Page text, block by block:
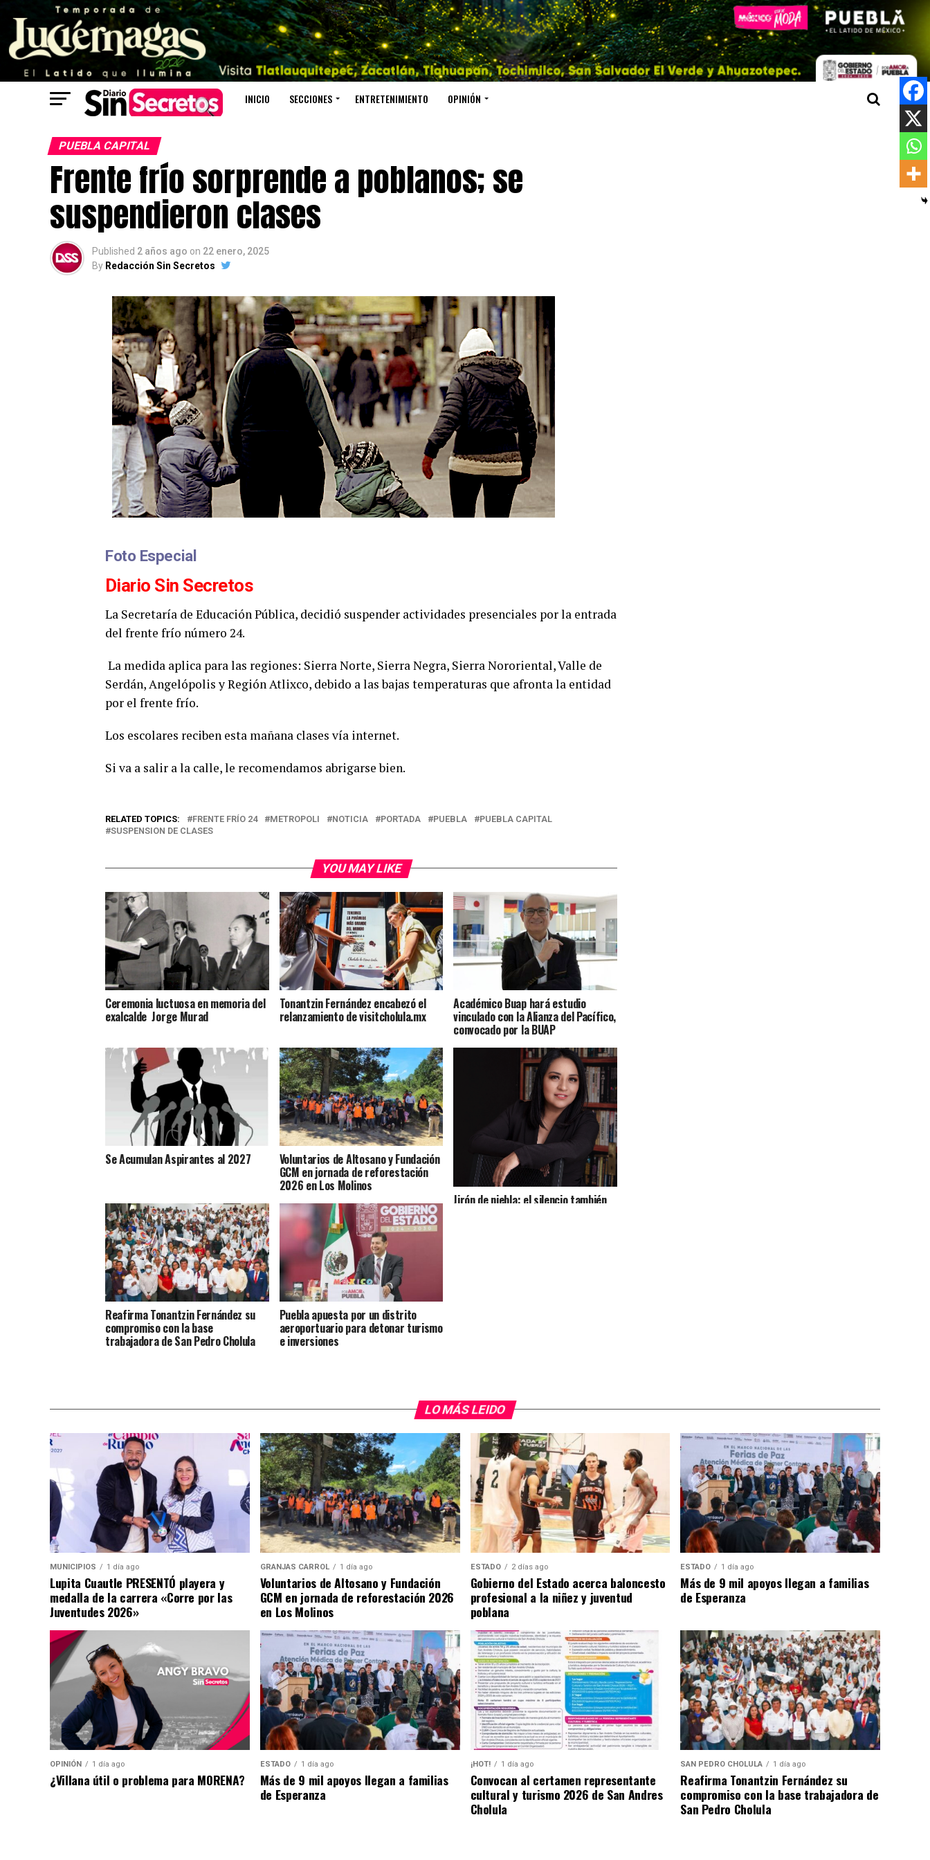
INICIO SECCIONES ENTRETENIMIENTO OPINIÓN
PUEBLA CAPITAL
Frente frío sorprende a poblanos; se
suspendieron clases
Published 2 años ago on 22 enero, 2025
By Redacción Sin Secretos
Foto Especial
Diario Sin Secretos
La Secretaría de Educación Pública, decidió suspender actividades presenciales por la entrada
del frente frío número 24.
La medida aplica para las regiones: Sierra Norte, Sierra Negra, Sierra Nororiental, Valle de
Serdán, Angelópolis y Región Atlixco, debido a las bajas temperaturas que afronta la entidad
por el frente frío.
Los escolares reciben esta mañana clases vía internet.
Si va a salir a la calle, le recomendamos abrigarse bien.
RELATED TOPICS: FRENTE FRÍO 24 METROPOLI NOTICIA PORTADA PUEBLA
PUEBLA CAPITAL
SUSPENSION DE CLASES
YOU MAY LIKE
Ceremonia luctuosa en memoria del
exalcalde Jorge Murad
Tonantzin Fernández encabezó el
relanzamiento de visitcholula.mx
Académico Buap hará estudio
vinculado con la Alianza del Pacífico,
convocado por la BUAP
Se Acumulan Aspirantes al 2027 Voluntarios de Altosano y Fundación
GCM en jornada de reforestación
2026 en Los Molinos
Jirón de niebla: el silencio también
Reafirma Tonantzin Fernández su
compromiso con la base
trabajadora de San Pedro Cholula
Puebla apuesta por un distrito
aeroportuario para detonar turismo
e inversiones
LO MÁS LEIDO
MUNICIPIOS 1 día ago
Lupita Cuautle PRESENTÓ playera y
medalla de la carrera «Corre por las
Juventudes 2026»
GRANJAS CARROL 1 día ago
Voluntarios de Altosano y Fundación
GCM en jornada de reforestación 2026
en Los Molinos
ESTADO 2 días ago
Gobierno del Estado acerca baloncesto
profesional a la niñez y juventud
poblana
ESTADO 1 día ago
Más de 9 mil apoyos llegan a familias
de Esperanza
OPINIÓN 1 día ago
¿Villana útil o problema para MORENA?
ESTADO 1 día ago
Más de 9 mil apoyos llegan a familias
de Esperanza
¡HOT! 1 día ago
Convocan al certamen representante
cultural y turismo 2026 de San Andres
Cholula
SAN PEDRO CHOLULA 1 día ago
Reafirma Tonantzin Fernández su
compromiso con la base trabajadora de
San Pedro Cholula